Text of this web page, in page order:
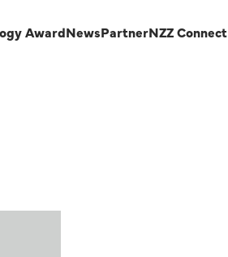
Award News PartnerNZZ Connect